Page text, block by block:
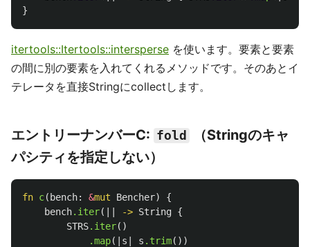
}
itertools::Itertools::intersperse を使います。要素と要素
の間に別の要素を入れてくれるメソッドです。そのあとイ
テレータを直接Stringにcollectします。
エントリーナンバーC: fold
（Stringのキャ
パシティを指定しない）
fn c( bench: &mut Bencher)
{
bench.iter(|| -> String {
STRS.iter()
.map(| s s .trim())